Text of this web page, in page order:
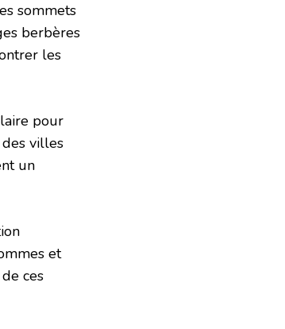
sommets
berbères
les
pour
villes
un
et
ces